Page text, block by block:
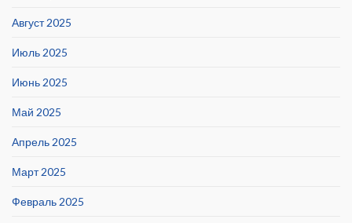
Август 2025
Июль 2025
Июнь 2025
Май 2025
Апрель 2025
Март 2025
Февраль 2025